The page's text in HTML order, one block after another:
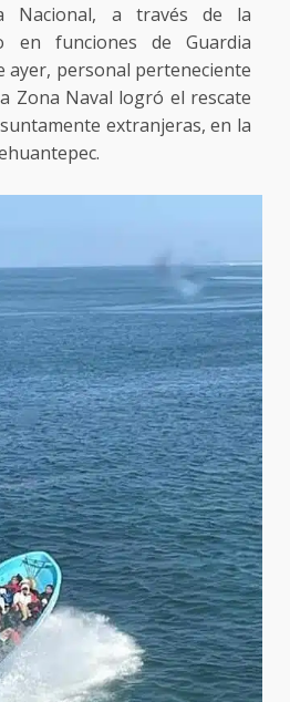
Nacional, a través de la
en funciones de Guardia
ayer, personal perteneciente
Zona Naval logró el rescate
extranjeras, en la